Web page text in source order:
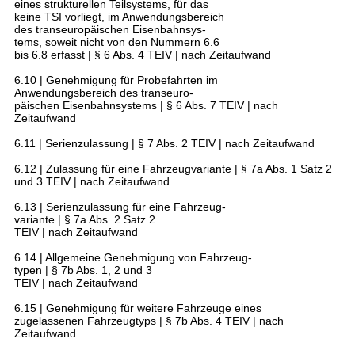
eines strukturellen Teilsystems, für das
keine TSI vorliegt, im Anwendungsbereich
des transeuropäischen Eisenbahnsys-
tems, soweit nicht von den Nummern 6.6
bis 6.8 erfasst | § 6 Abs. 4 TEIV | nach Zeitaufwand
6.10 | Genehmigung für Probefahrten im
Anwendungsbereich des transeuro-
päischen Eisenbahnsystems | § 6 Abs. 7 TEIV | nach
Zeitaufwand
6.11 | Serienzulassung | § 7 Abs. 2 TEIV | nach Zeitaufwand
6.12 | Zulassung für eine Fahrzeugvariante | § 7a Abs. 1 Satz 2
und 3 TEIV | nach Zeitaufwand
6.13 | Serienzulassung für eine Fahrzeug-
variante | § 7a Abs. 2 Satz 2
TEIV | nach Zeitaufwand
6.14 | Allgemeine Genehmigung von Fahrzeug-
typen | § 7b Abs. 1, 2 und 3
TEIV | nach Zeitaufwand
6.15 | Genehmigung für weitere Fahrzeuge eines
zugelassenen Fahrzeugtyps | § 7b Abs. 4 TEIV | nach
Zeitaufwand